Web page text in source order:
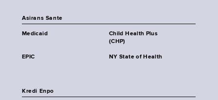
Asirans Sante
Medicaid
Child Health Plus
(CHP)
EPIC NY State of Health
Kredi Enpo